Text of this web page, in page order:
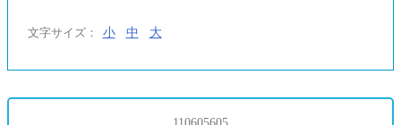
文字サイズ： 小 中 大